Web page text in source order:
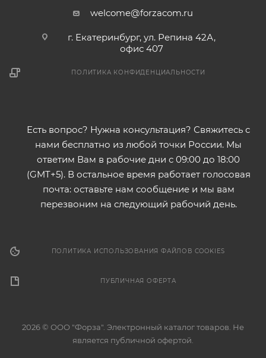
welcome@forzacom.ru
г. Екатеринбург, ул. Репина 42А,
офис 407
ПОЛИТИКА КОНФИДЕНЦИАЛЬНОСТИ
Есть вопрос? Нужна консультация? Свяжитесь с
нами бесплатно из любой точки России. Мы
ответим Вам в рабочие дни с 09:00 до 18:00
(GMT+5). В остальное время работает голосовая
почта: оставьте нам сообщение и мы вам
перезвоним на следующий рабочий день.
ПОЛИТИКА ИСПОЛЬЗОВАНИЯ ФАЙЛОВ COOKIES
ПУБЛИЧНАЯ ОФЕРТА
2026 © ООО "Форза". Электронный каталог товаров. Не
является публичной офертой.